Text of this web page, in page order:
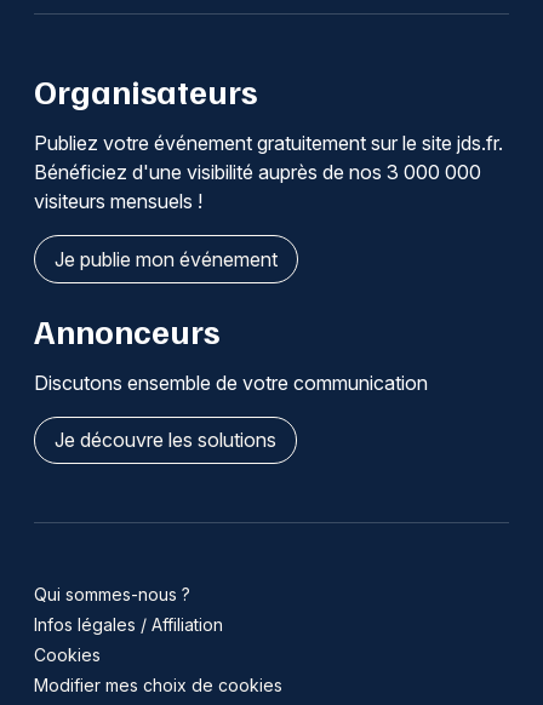
Organisateurs
Publiez votre événement gratuitement sur le site jds.fr.
Bénéficiez d'une visibilité auprès de nos 3 000 000
visiteurs mensuels !
Je publie mon événement
Annonceurs
Discutons ensemble de votre communication
Je découvre les solutions
Qui sommes-nous ?
Infos légales / Affiliation
Cookies
Modifier mes choix de cookies